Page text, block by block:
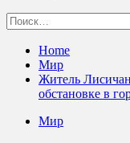
Найти:
Home
Мир
Житель
обстановке в
Мир